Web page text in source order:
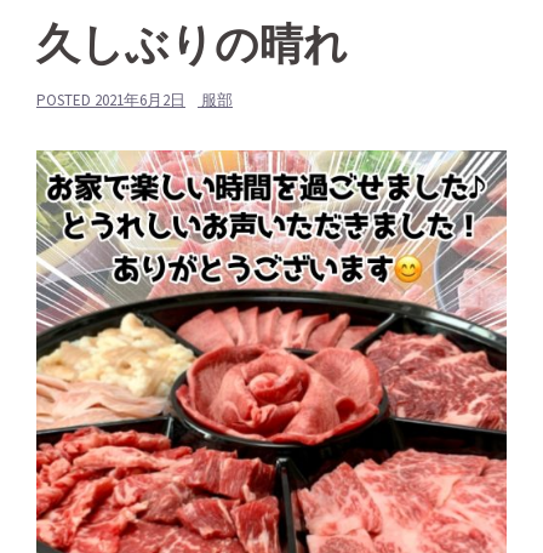
久しぶりの晴れ
POSTED 2021年6月2日 服部